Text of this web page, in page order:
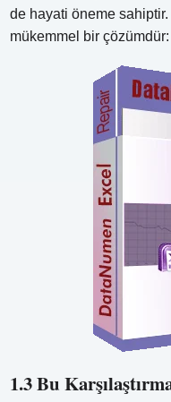
de hayati öneme
mükemmel bir çözümdür:
1.3 Bu